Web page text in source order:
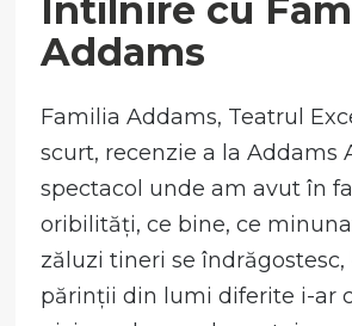
Întîlnire cu
Addams
Familia Addams, Teatrul
scurt, recenzie a la Addams
spectacol unde am avut în
oribilități, ce bine, ce
zăluzi tineri se îndrăgostesc,
părinții din lumi diferite i-ar